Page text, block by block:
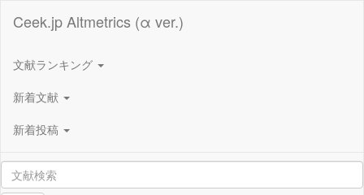
Ceek.jp Altmetrics (α ver.)
文献ランキング
新着文献
新着投稿